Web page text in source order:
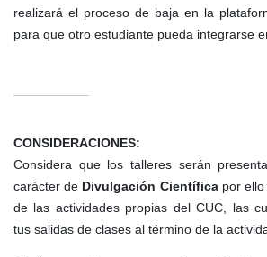
realizará el proceso de baja en la
para que otro estudiante pueda integrarse
CONSIDERACIONES:
Considera que los talleres serán
carácter de Divulgación Científicapor ello
de las actividades propias del CUC, las
tus salidas de clases al término de la